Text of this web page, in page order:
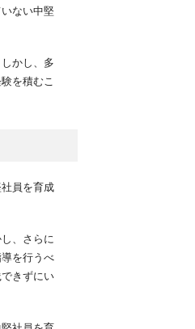
ない中堅
かし、多
を積むこ
員を育成
、さらに
を行うべ
きずにい